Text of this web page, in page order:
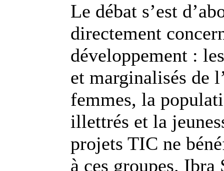
Le débat s’est
directement
développement :
et marginalisés de
femmes, la
illettrés et la
projets TIC ne
à ces groupes. Ibra